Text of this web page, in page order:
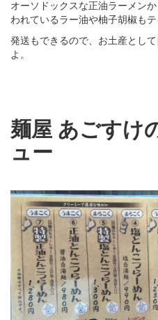
オーソドックスな正油ラーメン
われているラー油や柚子胡椒も
発送もできるので、お土産とし
よ。
麺屋 あごすけ
ュー